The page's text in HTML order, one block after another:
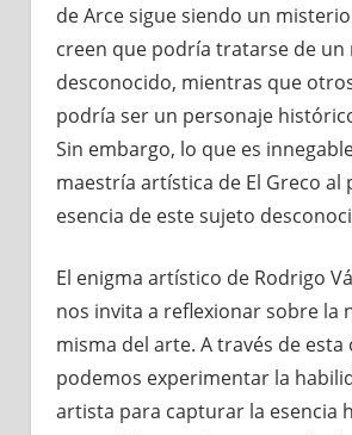
de Arce sigue siendo un
creen que podría tratarse de un
desconocido, mientras que
podría ser un personaje
Sin embargo, lo que es
maestría artística de El Greco al
esencia de este sujeto
El enigma artístico de Rodrigo
nos invita a reflexionar sobre la
misma del arte. A través de esta
podemos experimentar la
artista para capturar la esencia